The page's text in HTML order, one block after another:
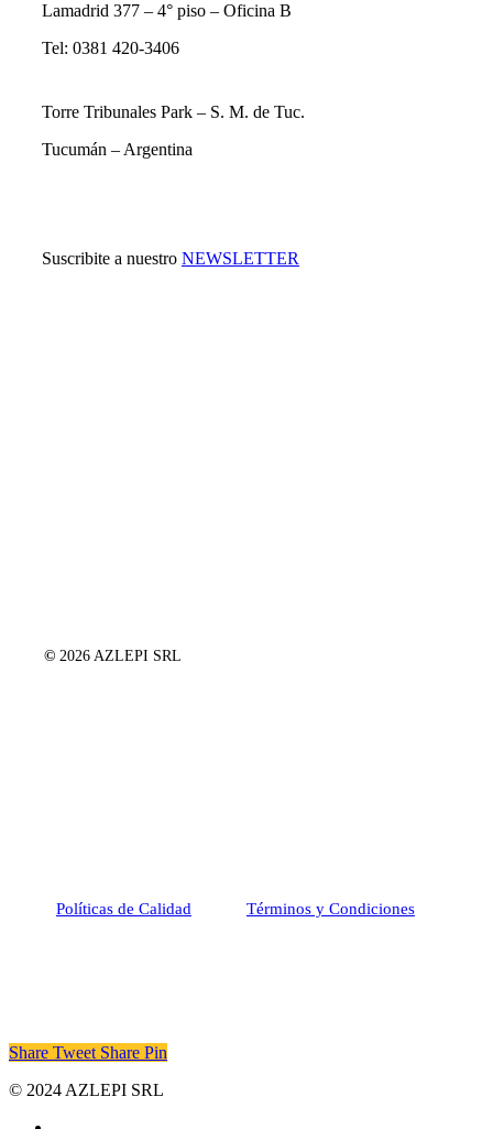
Lamadrid 377 – 4° piso – Oficina B
Tel: 0381 420-3406
Torre Tribunales Park – S. M. de Tuc.
Tucumán – Argentina
Suscribite a nuestro NEWSLETTER
© 2026AZLEPI SRL
Políticas de Calidad Términos y Condiciones
Share Tweet Share Pin
© 2024 AZLEPI SRL